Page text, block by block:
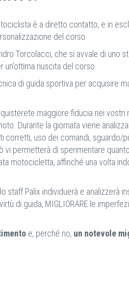
è a diretto contatto, e in
del corso.
Torcolacci, che si avvale di uno
riuscita del corso.
di guida sportiva per acquisire
maggiore fiducia nei vostri
Durante la giornata viene
corretti, uso dei comandi, sguardo/
permetterà di sperimentare
motocicletta, affinché una volta
staff Palix individuerà e analizzerà
di guida, MIGLIORARE le
e, perché no, un notevole